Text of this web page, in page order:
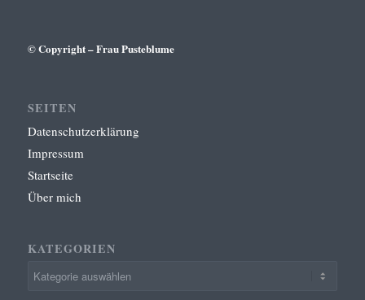
© Copyright – Frau Pusteblume
SEITEN
Datenschutzerklärung
Impressum
Startseite
Über mich
KATEGORIEN